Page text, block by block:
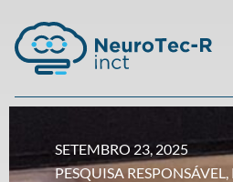
SETEMBRO 23, 2025
PESQUISA RESPONSÁVEL,